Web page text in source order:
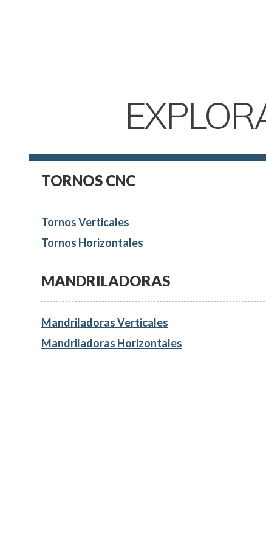
TORNOS CNC
Tornos Verticales
Tornos Horizontales
MANDRILADORAS
Mandriladoras Verticales
Mandriladoras Horizontales